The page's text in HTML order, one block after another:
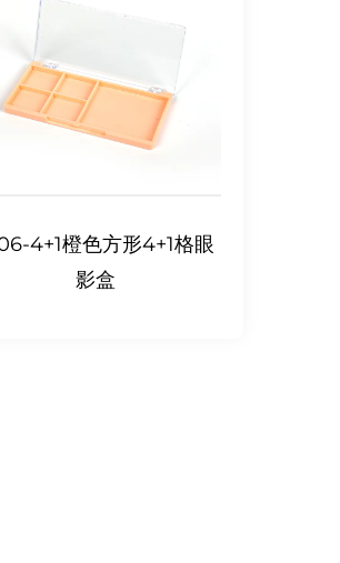
4+1橙色方形4+1格眼
影盒